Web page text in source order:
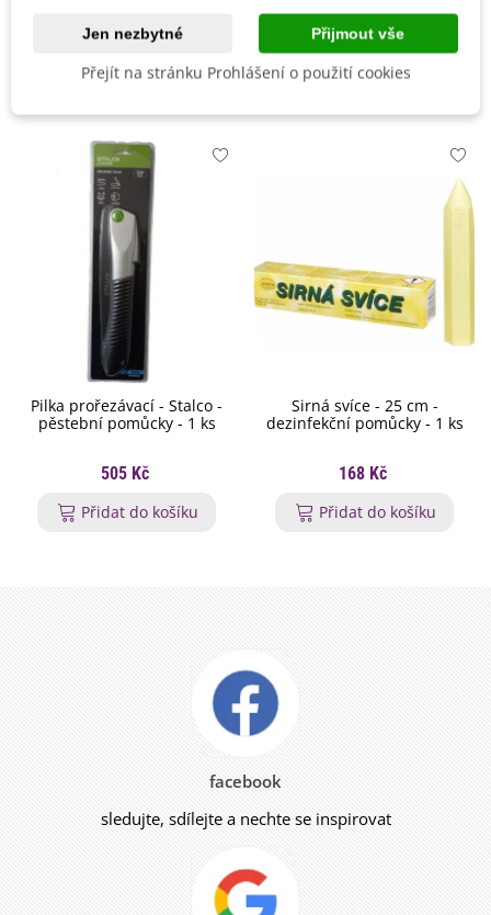
nezanechává viditelné stopya
ošetřené plochy lzevysát běžně používat.
Nepoužívejte přípravek v blízkosti rostlin, protože by mohl
Více informací a bezpečnostní list naleznete uvedené u
Mohlo by se také hodit
Pilka prořezávací - Stalco -
pěstební pomůcky - 1 ks
505 Kč
Přidat do košíku
Sirná svíce - 25 cm -
dezinfekční pomůcky - 1 ks
168 Kč
Přidat do košíku
facebook
sledujte, sdílejte a nechte se inspirovat
Jen nezbytné Přijmout vše
Přejít na stránku Prohlášení o použití cookies